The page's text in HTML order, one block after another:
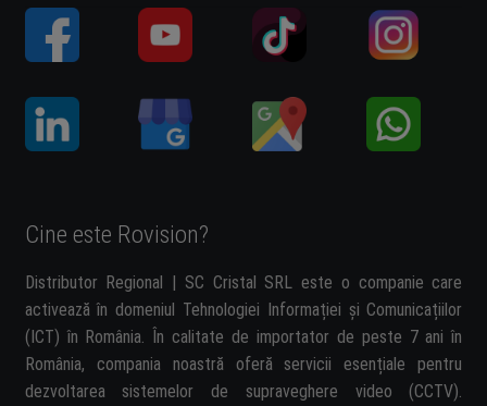
Cine este Rovision?
Distributor Regional | SC Cristal SRL este o companie care
activează în domeniul Tehnologiei Informației și Comunicațiilor
(ICT) în România. În calitate de importator de peste 7 ani în
România, compania noastră oferă servicii esențiale pentru
dezvoltarea sistemelor de supraveghere video (CCTV).